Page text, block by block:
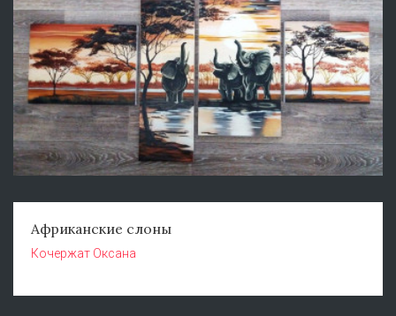
Африканские слоны
Кочержат Оксана